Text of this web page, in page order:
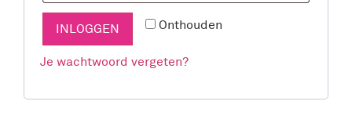
Onthouden
INLOGGEN
Je wachtwoord vergeten?